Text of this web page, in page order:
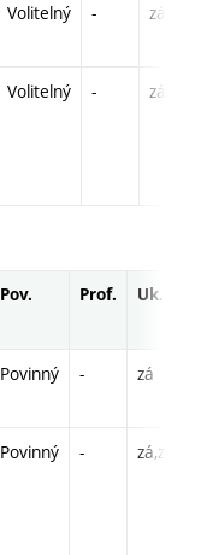
Volitelný - zá
Volitelný - zá
Pov. Prof. Uk.
Povinný - zá
Povinný - zá,zk